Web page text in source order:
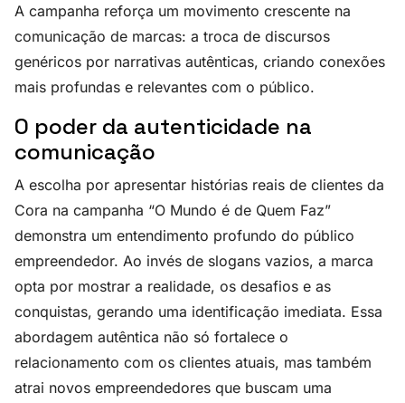
A campanha reforça um movimento crescente na
comunicação de marcas: a troca de discursos
genéricos por narrativas autênticas, criando conexões
mais profundas e relevantes com o público.
O poder da autenticidade na
comunicação
A escolha por apresentar histórias reais de clientes da
Cora na campanha “O Mundo é de Quem Faz”
demonstra um entendimento profundo do público
empreendedor. Ao invés de slogans vazios, a marca
opta por mostrar a realidade, os desafios e as
conquistas, gerando uma identificação imediata. Essa
abordagem autêntica não só fortalece o
relacionamento com os clientes atuais, mas também
atrai novos empreendedores que buscam uma